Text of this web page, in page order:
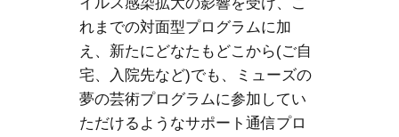
れまでの対面型プログラムに加
え、新たにどなたもどこから(ご自
宅、入院先など)でも、ミューズの
夢の芸術プログラムに参加してい
ただけるようなサポート通信プロ